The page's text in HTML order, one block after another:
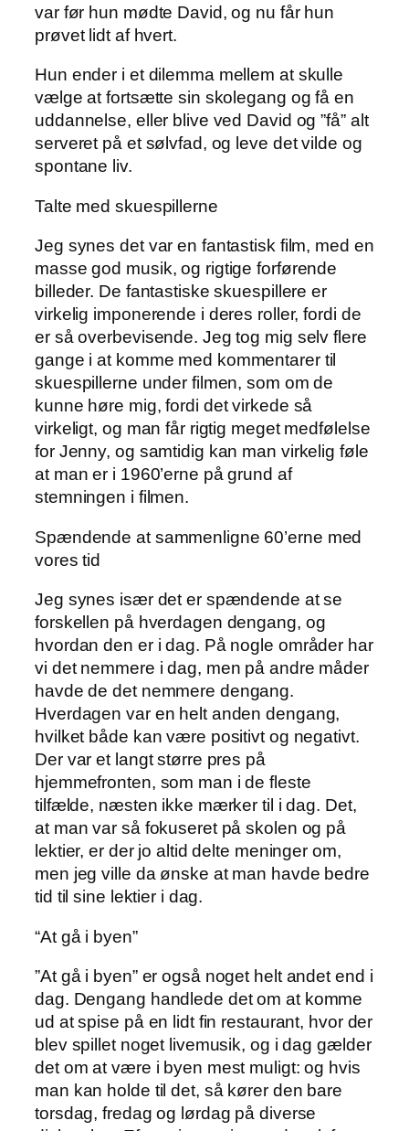
var før hun mødte David, og nu får hun
prøvet lidt af hvert.
Hun ender i et dilemma mellem at skulle
vælge at fortsætte sin skolegang og få en
uddannelse, eller blive ved David og ”få” alt
serveret på et sølvfad, og leve det vilde og
spontane liv.
Talte med skuespillerne
Jeg synes det var en fantastisk film, med en
masse god musik, og rigtige forførende
billeder. De fantastiske skuespillere er
virkelig imponerende i deres roller, fordi de
er så overbevisende. Jeg tog mig selv flere
gange i at komme med kommentarer til
skuespillerne under filmen, som om de
kunne høre mig, fordi det virkede så
virkeligt, og man får rigtig meget medfølelse
for Jenny, og samtidig kan man virkelig føle
at man er i 1960’erne på grund af
stemningen i filmen.
Spændende at sammenligne 60’erne med
vores tid
Jeg synes især det er spændende at se
forskellen på hverdagen dengang, og
hvordan den er i dag. På nogle områder har
vi det nemmere i dag, men på andre måder
havde de det nemmere dengang.
Hverdagen var en helt anden dengang,
hvilket både kan være positivt og negativt.
Der var et langt større pres på
hjemmefronten, som man i de fleste
tilfælde, næsten ikke mærker til i dag. Det,
at man var så fokuseret på skolen og på
lektier, er der jo altid delte meninger om,
men jeg ville da ønske at man havde bedre
tid til sine lektier i dag.
“At gå i byen”
”At gå i byen” er også noget helt andet end i
dag. Dengang handlede det om at komme
ud at spise på en lidt fin restaurant, hvor der
blev spillet noget livemusik, og i dag gælder
det om at være i byen mest muligt: og hvis
man kan holde til det, så kører den bare
torsdag, fredag og lørdag på diverse